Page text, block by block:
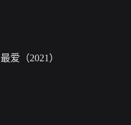
最爱（2021）